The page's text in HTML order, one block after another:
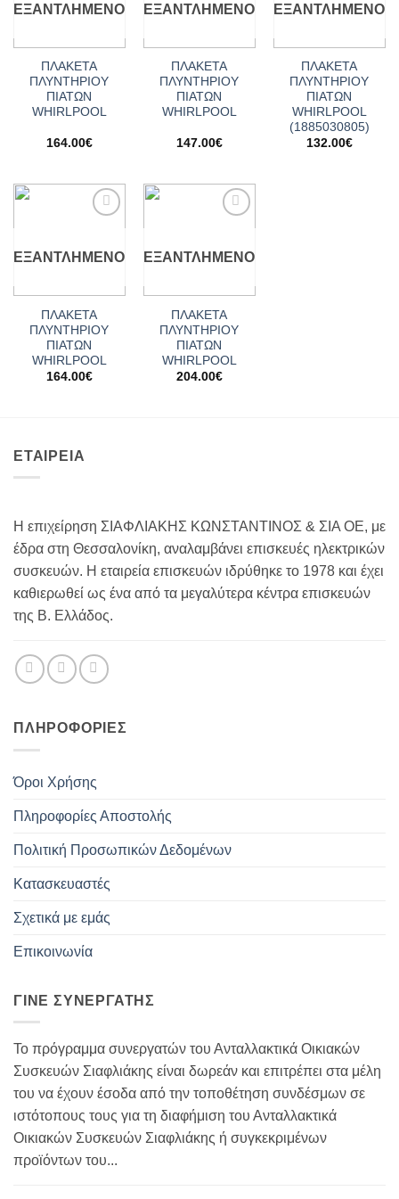
ΕΞΑΝΤΛΗΜΈΝΟ
ΠΛΑΚΕΤΑ
ΠΛΥΝΤΗΡΙΟΥ
ΠΙΑΤΩΝ
WHIRLPOOL
164.00€
ΕΞΑΝΤΛΗΜΈΝΟ
ΠΛΑΚΕΤΑ
ΠΛΥΝΤΗΡΙΟΥ
ΠΙΑΤΩΝ
WHIRLPOOL
147.00€
ΕΞΑΝΤΛΗΜΈΝΟ
ΠΛΑΚΕΤΑ
ΠΛΥΝΤΗΡΙΟΥ
ΠΙΑΤΩΝ
WHIRLPOOL
(1885030805)
132.00€
ΕΞΑΝΤΛΗΜΈΝΟ
ΠΛΑΚΕΤΑ
ΠΛΥΝΤΗΡΙΟΥ
ΠΙΑΤΩΝ
WHIRLPOOL
164.00€
ΕΞΑΝΤΛΗΜΈΝΟ
ΠΛΑΚΕΤΑ
ΠΛΥΝΤΗΡΙΟΥ
ΠΙΑΤΩΝ
WHIRLPOOL
204.00€
ΕΤΑΙΡΕΙΑ
Η επιχείρηση ΣΙΑΦΛΙΑΚΗΣ ΚΩΝΣΤΑΝΤΙΝΟΣ & ΣΙΑ ΟΕ, με
έδρα στη Θεσσαλονίκη, αναλαμβάνει επισκευές ηλεκτρικών
συσκευών. Η εταιρεία επισκευών ιδρύθηκε το 1978 και έχει
καθιερωθεί ως ένα από τα μεγαλύτερα κέντρα επισκευών
της Β. Ελλάδος.
ΠΛΗΡΟΦΟΡΊΕΣ
Όροι Χρήσης
Πληροφορίες Αποστολής
Πολιτική Προσωπικών Δεδομένων
Κατασκευαστές
Σχετικά με εμάς
Επικοινωνία
ΓΊΝΕ ΣΥΝΕΡΓΆΤΗΣ
Το πρόγραμμα συνεργατών του Ανταλλακτικά Οικιακών
Συσκευών Σιαφλιάκης είναι δωρεάν και επιτρέπει στα μέλη
του να έχουν έσοδα από την τοποθέτηση συνδέσμων σε
ιστότοπους τους για τη διαφήμιση του Ανταλλακτικά
Οικιακών Συσκευών Σιαφλιάκης ή συγκεκριμένων
προϊόντων του...